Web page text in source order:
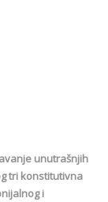
unutrašnjih
tri konstitutivna
i